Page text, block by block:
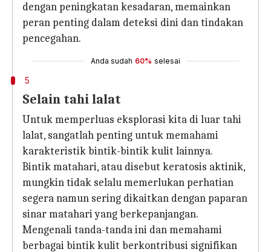
dengan peningkatan kesadaran, memainkan
peran penting dalam deteksi dini dan tindakan
pencegahan.
Anda sudah 60% selesai
5
Selain tahi lalat
Untuk memperluas eksplorasi kita di luar tahi
lalat, sangatlah penting untuk memahami
karakteristik bintik-bintik kulit lainnya.
Bintik matahari, atau disebut keratosis aktinik,
mungkin tidak selalu memerlukan perhatian
segera namun sering dikaitkan dengan paparan
sinar matahari yang berkepanjangan.
Mengenali tanda-tanda ini dan memahami
berbagai bintik kulit berkontribusi signifikan